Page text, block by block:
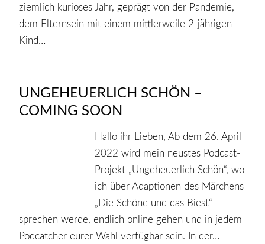
ziemlich kurioses Jahr, geprägt von der Pandemie,
dem Elternsein mit einem mittlerweile 2-jährigen
Kind…
UNGEHEUERLICH SCHÖN –
COMING SOON
Hallo ihr Lieben, Ab dem 26. April
2022 wird mein neustes Podcast-
Projekt „Ungeheuerlich Schön“, wo
ich über Adaptionen des Märchens
„Die Schöne und das Biest“
sprechen werde, endlich online gehen und in jedem
Podcatcher eurer Wahl verfügbar sein. In der…